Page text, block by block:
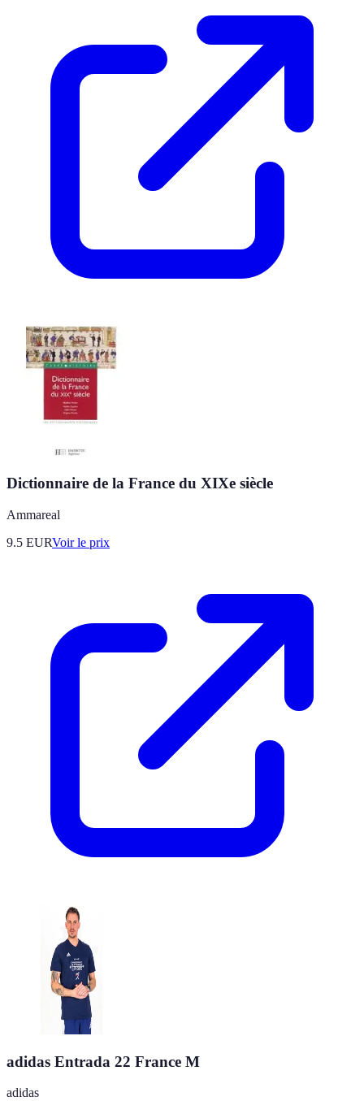
Dictionnaire de la France du XIXe siècle
Ammareal
9.5 EURVoir le prix
adidas Entrada 22 France M
adidas